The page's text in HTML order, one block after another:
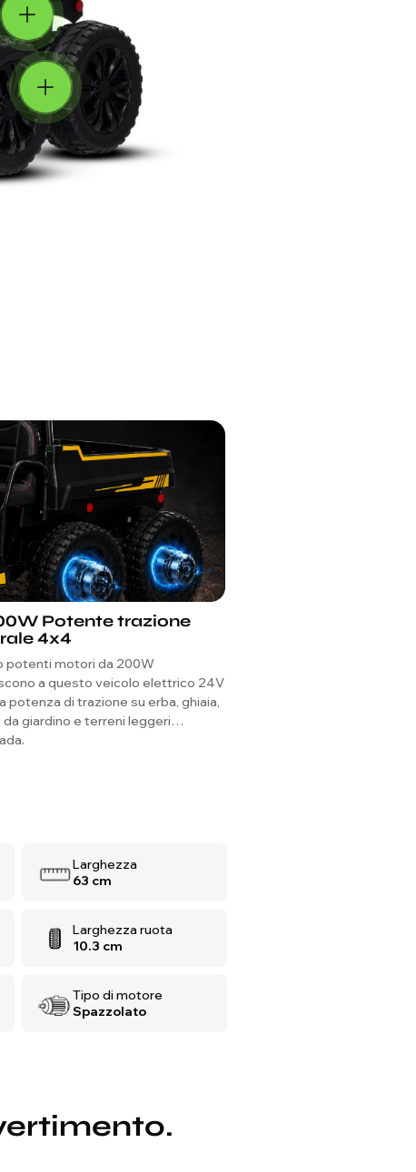
Potente trazione
4x4
potenti motori da 200W
a questo veicolo elettrico 24V
potenza di trazione su erba, ghiaia,
giardino e terreni leggeri
Larghezza
63 cm
Larghezza ruota
10.3 cm
Tipo di motore
Spazzolato